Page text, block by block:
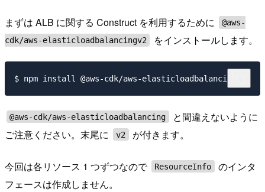
まずは ALB に関する Construct を利用するために
@aws-
cdk/aws-elasticloadbalancingv2
をインストールします。
@aws-cdk/aws-elasticloadbalancing
と間違えないように
ご注意ください。末尾に
v2 が付きます。
今回は各リソース 1 つずつなので ResourceInfo
のインタ
フェースは作成しません。